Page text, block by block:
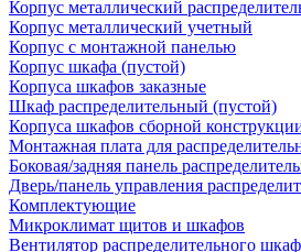
Корпус металлический
Корпус металлический учетный
Корпус с монтажной панелью
Корпус шкафа (пустой)
Корпуса шкафов заказные
Шкаф распределительный (пустой)
Корпуса шкафов сборной
Монтажная плата для
Боковая/задняя панель
Дверь/панель управления
Комплектующие
Микроклимат щитов и шкафов
Вентилятор распределительного